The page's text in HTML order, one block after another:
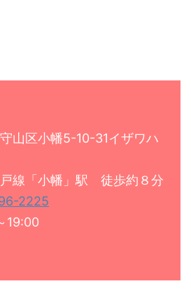
山区小幡5-10-31イザワハ
線「小幡」駅 徒歩約８分
2225
19:00